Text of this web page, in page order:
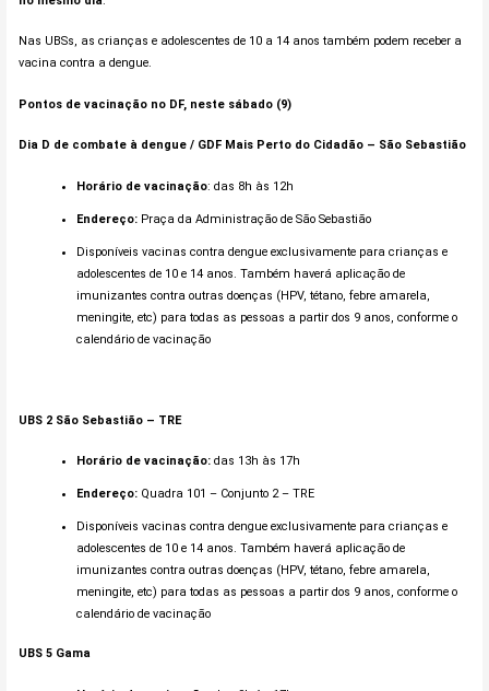
Nas UBSs, as crianças e adolescentes de 10 a 14 anos também podem receber a
vacina contra a dengue.
Pontos de vacinação no DF, neste sábado (9)
Dia D de combate à dengue / GDF Mais Perto do Cidadão – São Sebastião
Horário de vacinação: das 8h às 12h
Endereço:Praça da Administração de São Sebastião
Disponíveis vacinas contra dengue exclusivamente para crianças e
adolescentes de 10 e 14 anos. Também haverá aplicação de
imunizantes contra outras doenças (HPV, tétano, febre amarela,
meningite, etc) para todas as pessoas a partir dos 9 anos, conforme o
calendário de vacinação
UBS 2 São Sebastião – TRE
Horário de vacinação:das 13h às 17h
Endereço:Quadra 101 – Conjunto 2 – TRE
Disponíveis vacinas contra dengue exclusivamente para crianças e
adolescentes de 10 e 14 anos. Também haverá aplicação de
imunizantes contra outras doenças (HPV, tétano, febre amarela,
meningite, etc) para todas as pessoas a partir dos 9 anos, conforme o
calendário de vacinação
UBS 5 Gama